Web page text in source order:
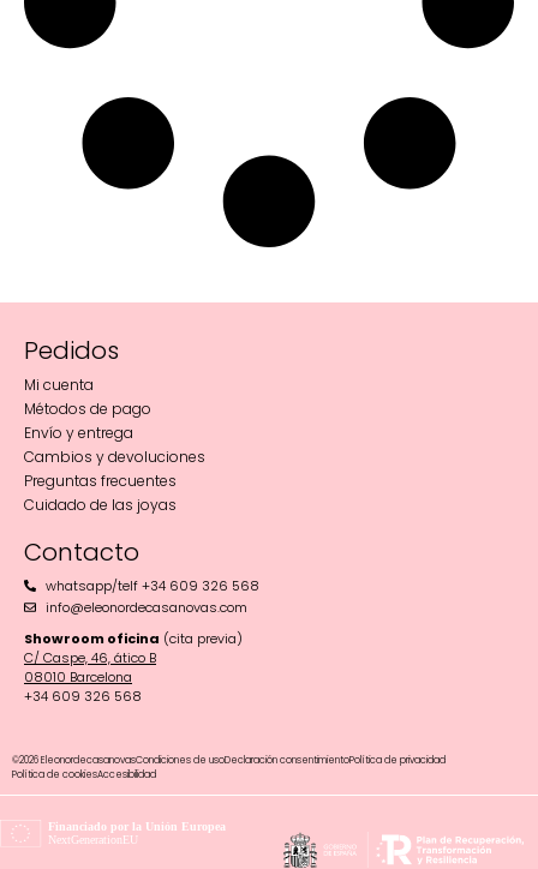
Pedidos
Mi cuenta
Métodos de pago
Envío y entrega
Cambios y devoluciones
Preguntas frecuentes
Cuidado de las joyas
Contacto
whatsapp/telf +34 609 326 568
info@eleonordecasanovas.com
Showroom oficina (cita previa)
C/ Caspe, 46, ático B
08010 Barcelona‬
+34 609 326 568
©2026 EleonordecasanovasCondiciones de usoDeclaración consentimientoPolítica de privacidad
Política de cookiesAccesibilidad